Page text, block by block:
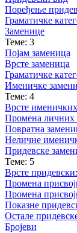
Поређење
Граматичке
Заменице
Теме: 3
Појам заменица
Врсте заменица
Граматичке
Именичке
Теме: 4
Врсте
Промена личних
Повратна
Неличне
Придевске
Теме: 5
Врсте
Промена
Промена
Показне
Остале
Бројеви